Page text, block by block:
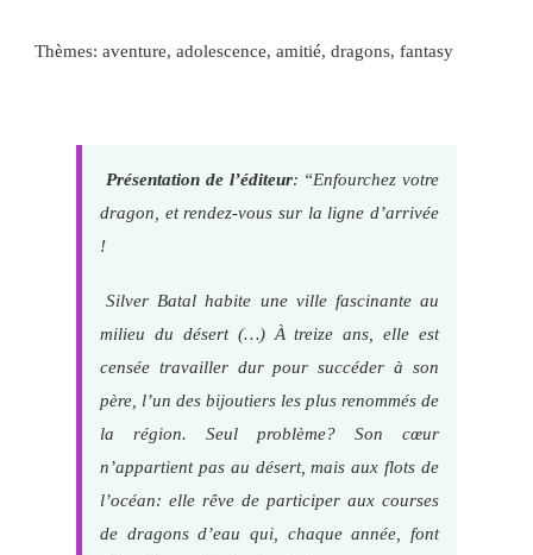
Thèmes: aventure, adolescence, amitié, dragons, fantasy
Présentation de l’éditeur: “Enfourchez votre
dragon, et rendez-vous sur la ligne d’arrivée
!
Silver Batal habite une ville fascinante au
milieu du désert (…) À treize ans, elle est
censée travailler dur pour succéder à son
père, l’un des bijoutiers les plus renommés de
la région. Seul problème? Son cœur
n’appartient pas au désert, mais aux flots de
l’océan: elle rêve de participer aux courses
de dragons d’eau qui, chaque année, font